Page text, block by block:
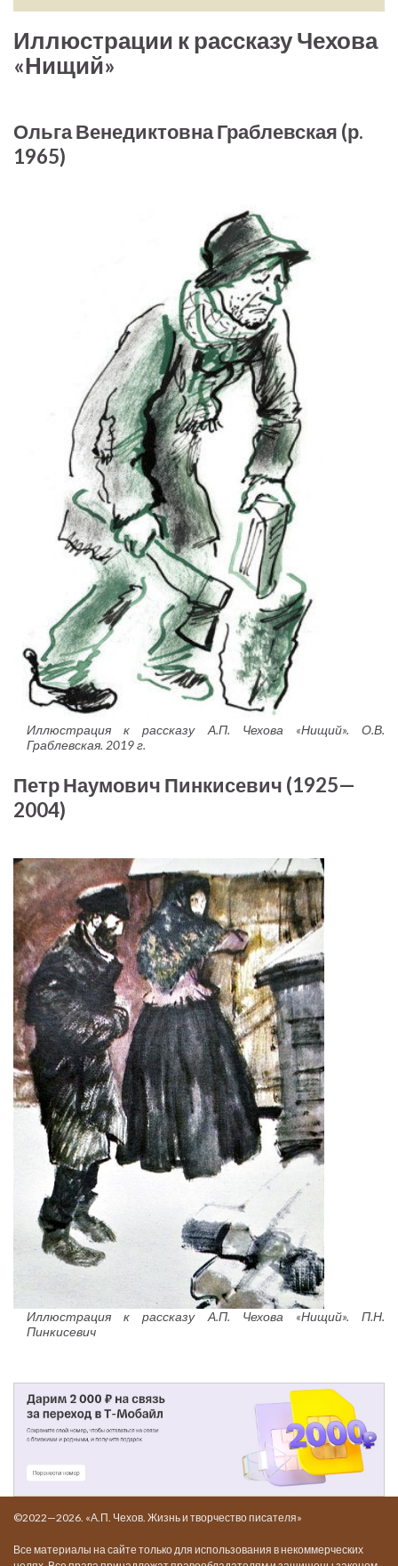
Иллюстрации к рассказу Чехова
«Нищий»
Ольга Венедиктовна Граблевская (р.
1965)
Иллюстрация к рассказу А.П. Чехова «Нищий». О.В.
Граблевская. 2019 г.
Петр Наумович Пинкисевич (1925—
2004)
Иллюстрация к рассказу А.П. Чехова «Нищий». П.Н.
Пинкисевич
©2022—2026. «А.П. Чехов. Жизнь и творчество писателя»
Все материалы на сайте только для использования в некоммерческих